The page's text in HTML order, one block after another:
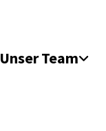
Unser Team